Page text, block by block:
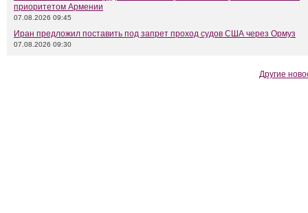
приоритетом Армении
07.08.2026 09:45
Иран предложил поставить под запрет проход судов США через Ормуз
07.08.2026 09:30
Другие